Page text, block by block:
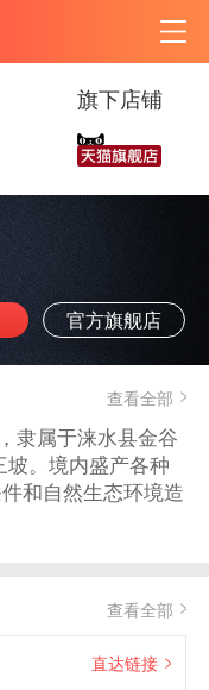
旗下店铺
官方旗舰店
查看全部
隶属于涞水县金谷
坡。境内盛产各种
和自然生态环境造
查看全部
直达链接